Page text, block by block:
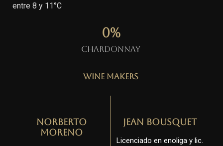
entre 8 y 11°C
Chardonnay
0%
Wine Makers
Norberto
Moreno
Jean Bousquet
Licenciado en enoliga y lic.